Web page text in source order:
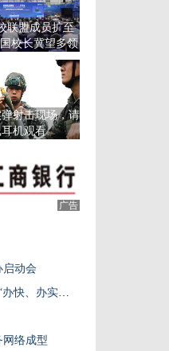
联盟成员扩至
校长冀望多领
射击现场，请
机观看
广告
启动会
海南三方面发力保障12345热线诉求“办快、办实、办好”
络成型